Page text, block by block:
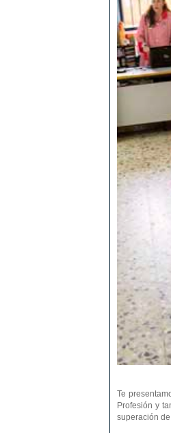
Te
Profesión y
superación